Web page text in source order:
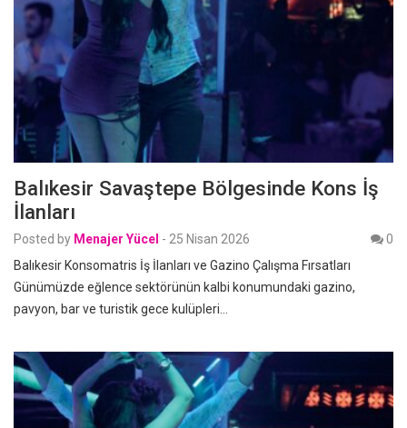
Balıkesir Savaştepe Bölgesinde Kons İş
İlanları
Posted by Menajer Yücel - 25 Nisan 2026
0
Balıkesir Konsomatris İş İlanları ve Gazino Çalışma Fırsatları
Günümüzde eğlence sektörünün kalbi konumundaki gazino,
pavyon, bar ve turistik gece kulüpleri…